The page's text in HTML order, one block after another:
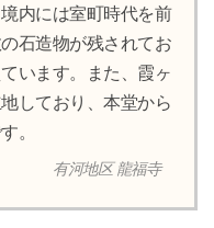
内には室町時代を前
石造物が残されてお
います。また、霞ヶ
しており、本堂から
。
有河地区 龍福寺